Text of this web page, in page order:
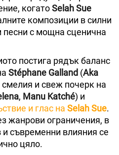
когатоSelah Sue
композиции в силни
с мощна сценична
постига рядък баланс
Stéphane Galland (Aka
смелия и свеж почерк на
, Manu Katché) и
и глас на Selah Sue.
жанрови ограничения, в
и съвременни влияния се
цяло.